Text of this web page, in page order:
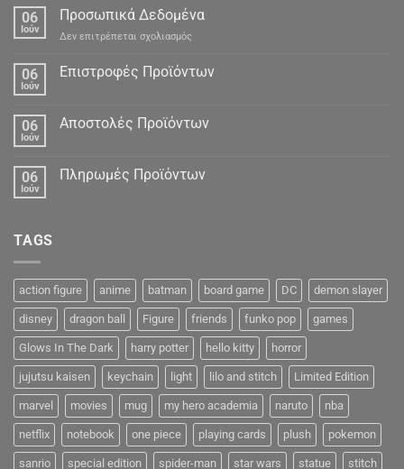
06
Ιούν
Προσωπικά Δεδομένα
Δεν επιτρέπεται σχολιασμός
Δεδομένα
06
Ιούν
Επιστροφές Προϊόντων
06
Ιούν
Αποστολές Προϊόντων
06
Ιούν
Πληρωμές Προϊόντων
TAGS
action figure anime batman board game DC demon slayer
disney dragon ball Figure friends funko pop games
Glows In The Dark harry potter hello kitty horror
jujutsu kaisen keychain light lilo and stitch Limited Edition
marvel movies mug my hero academia naruto nba
netflix notebook one piece playing cards plush pokemon
sanrio special edition spider-man star wars statue stitch